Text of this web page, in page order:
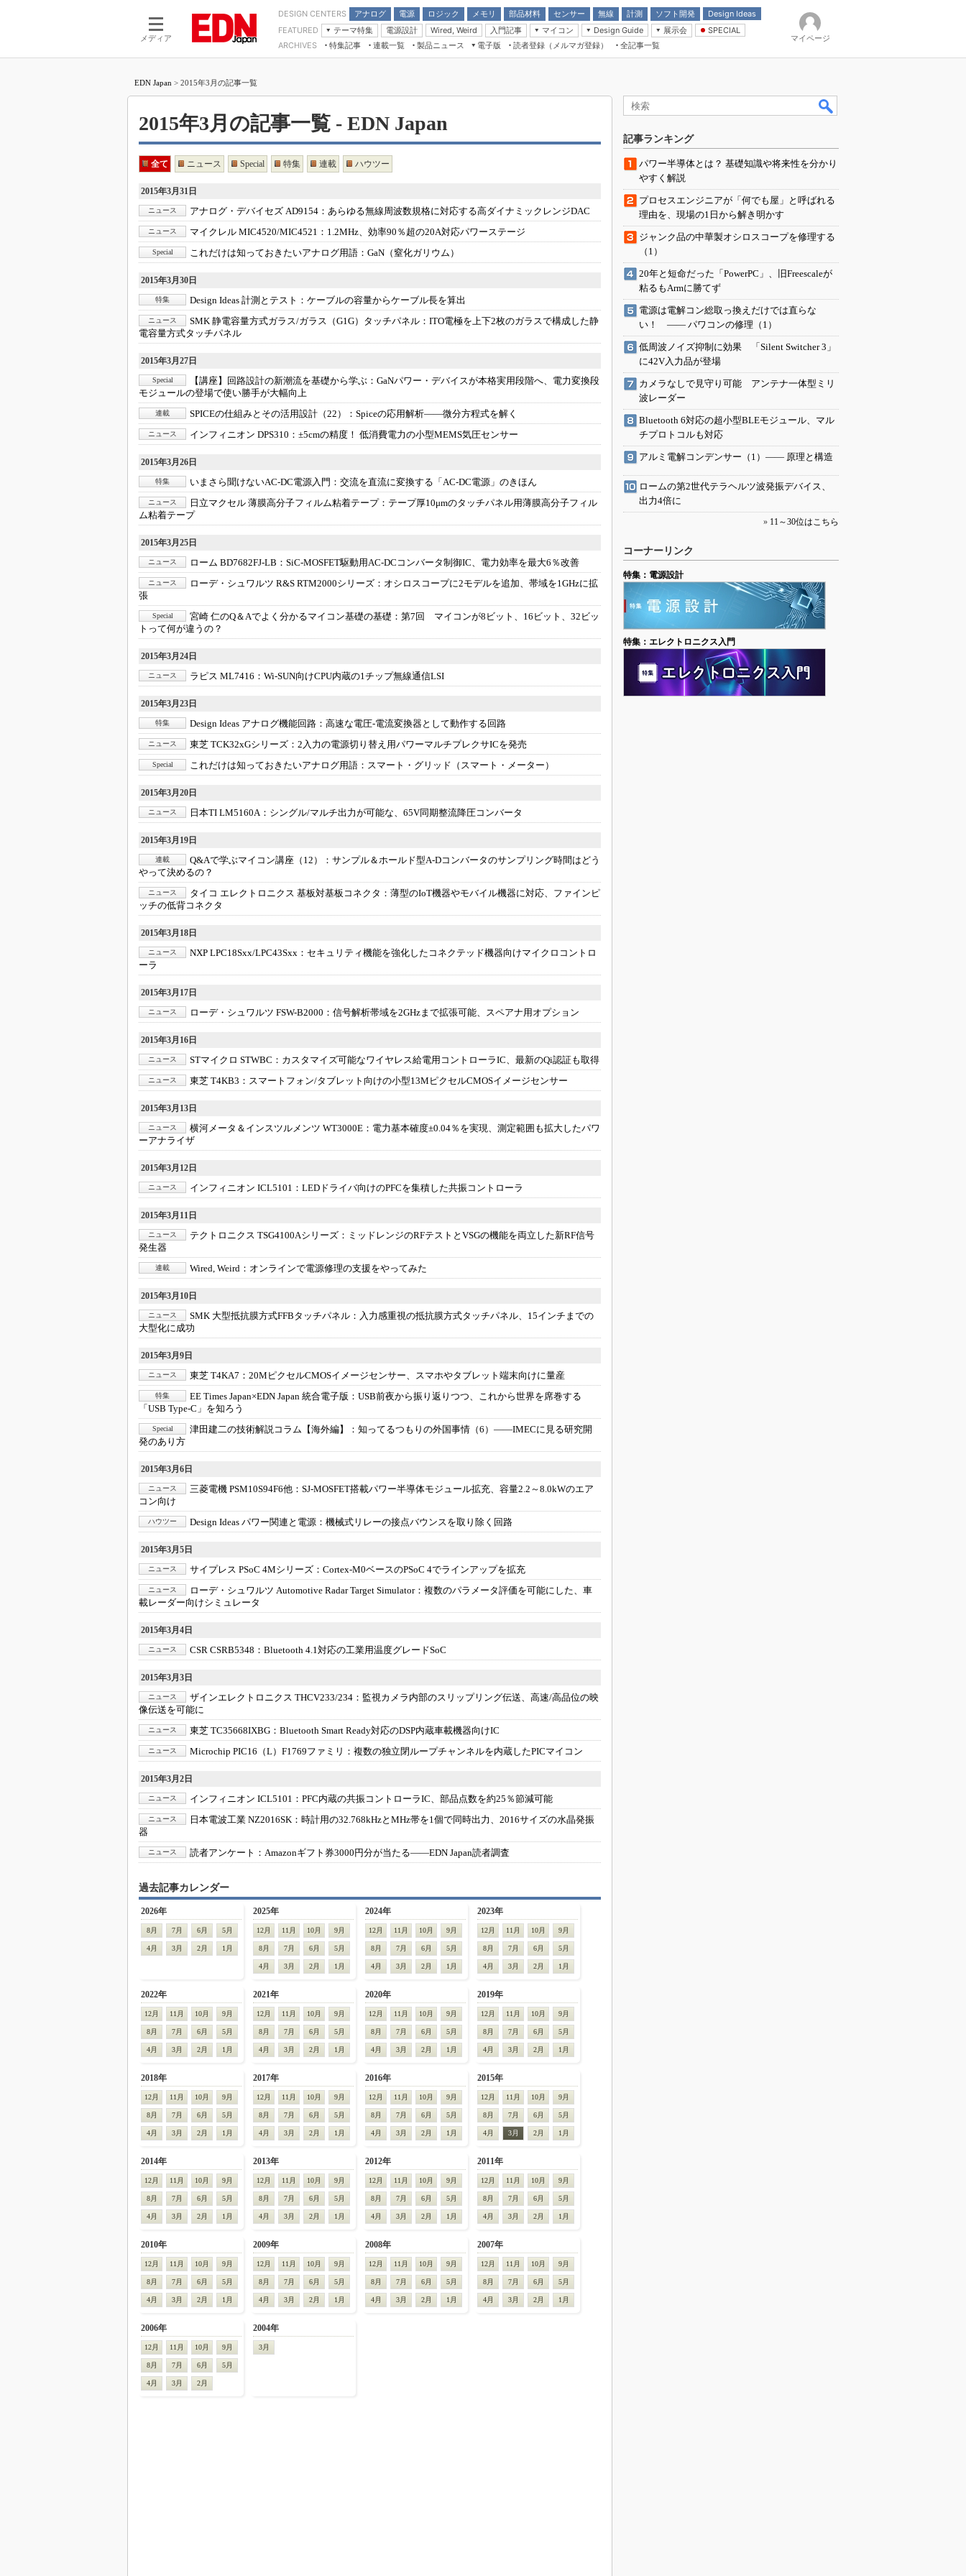
メディア
DESIGN CENTERS アナログ
電源
モーター
ロジック
LSI
メモリ
部品材料
受動部品
センサー 無線 計測 ソフト開発
Design Ideas
アナログ機能回路
計測とテスト
Wired, Weird
FEATURED
テーマ特集
つながるクルマ
5G（EE Times Japan）
製品解剖（EE Times Japan）
電源設計 Wired, Weird
入門記事
モーター入門
マイコン
マイコン講座
Design Guide
計測機器
展示会
CEATEC
組込み/エッジコンピューティング展
SPECIAL
Microchip情報
ARCHIVES 特集記事
連載一覧
マイクロプロセッサ懐古録
用講座
たった2つの式で始めるDC/DCコン
DC-DCコンバーター活用講座
マイコン講座
Q&Aで学ぶマイコン講座
高速シリアル伝送技術講座
アナログ設計のきほん／ADCとノイ
ズ編
めざせ高効率！ モーター駆動入門講
「SPICEの仕組みとその活用設計」
最新記事一覧
計測器メーカーから見た5G
IoT時代の無線規格を知る【Thread
編】
編】
製品ニュース
電子版
電子ブックレット
読者登録（メルマガ登録） 全記事一覧
マイページ
EDN Japan > 2015年3月の記事一覧
2015年3月の記事一覧 - EDN Japan
全て ニュース Special 特集 連載 ハウツー
2015年3月31日
ニュース アナログ・デバイセズ AD9154： あらゆる無線周波数規格に対応する高ダイナミックレンジDAC
ニュース マイクレル MIC4520/MIC4521： 1.2MHz、効率90％超の20A対応パワーステージ
Special これだけは知っておきたいアナログ用語： GaN（窒化ガリウム）
2015年3月30日
特集 Design Ideas 計測とテスト： ケーブルの容量からケーブル長を算出
ニュース SMK 静電容量方式ガラス/ガラス（G1G）タッチパネル： ITO電極を上下2枚のガラスで構成した静
電容量方式タッチパネル
2015年3月27日
Special 【講座】回路設計の新潮流を基礎から学ぶ： GaNパワー・デバイスが本格実用段階へ、電力変換段
モジュールの登場で使い勝手が大幅向上
連載 SPICEの仕組みとその活用設計（22）： Spiceの応用解析――微分方程式を解く
ニュース インフィニオン DPS310： ±5cmの精度！ 低消費電力の小型MEMS気圧センサー
2015年3月26日
特集 いまさら聞けないAC-DC電源入門： 交流を直流に変換する「AC-DC電源」のきほん
ニュース 日立マクセル 薄膜高分子フィルム粘着テープ： テープ厚10μmのタッチパネル用薄膜高分子フィル
ム粘着テープ
2015年3月25日
ニュース ローム BD7682FJ-LB： SiC-MOSFET駆動用AC-DCコンバータ制御IC、電力効率を最大6％改善
ニュース ローデ・シュワルツ R&S RTM2000シリーズ： オシロスコープに2モデルを追加、帯域を1GHzに拡
張
Special 宮崎 仁のQ＆Aでよく分かるマイコン基礎の基礎： 第7回 マイコンが8ビット、16ビット、32ビッ
トって何が違うの？
2015年3月24日
ニュース ラピス ML7416： Wi-SUN向けCPU内蔵の1チップ無線通信LSI
2015年3月23日
特集 Design Ideas アナログ機能回路： 高速な電圧-電流変換器として動作する回路
ニュース 東芝 TCK32xGシリーズ： 2入力の電源切り替え用パワーマルチプレクサICを発売
Special これだけは知っておきたいアナログ用語： スマート・グリッド（スマート・メーター）
2015年3月20日
ニュース 日本TI LM5160A： シングル/マルチ出力が可能な、65V同期整流降圧コンバータ
2015年3月19日
連載 Q&Aで学ぶマイコン講座（12）： サンプル＆ホールド型A-Dコンバータのサンプリング時間はどう
やって決めるの？
ニュース タイコ エレクトロニクス 基板対基板コネクタ： 薄型のIoT機器やモバイル機器に対応、ファインピ
ッチの低背コネクタ
2015年3月18日
ニュース NXP LPC18Sxx/LPC43Sxx： セキュリティ機能を強化したコネクテッド機器向けマイクロコントロ
ーラ
2015年3月17日
ニュース ローデ・シュワルツ FSW-B2000： 信号解析帯域を2GHzまで拡張可能、スペアナ用オプション
2015年3月16日
ニュース STマイクロ STWBC： カスタマイズ可能なワイヤレス給電用コントローラIC、最新のQi認証も取得
ニュース 東芝 T4KB3： スマートフォン/タブレット向けの小型13MピクセルCMOSイメージセンサー
2015年3月13日
ニュース 横河メータ＆インスツルメンツ WT3000E： 電力基本確度±0.04％を実現、測定範囲も拡大したパワ
ーアナライザ
2015年3月12日
ニュース インフィニオン ICL5101： LEDドライバ向けのPFCを集積した共振コントローラ
2015年3月11日
ニュース テクトロニクス TSG4100Aシリーズ： ミッドレンジのRFテストとVSGの機能を両立した新RF信号
発生器
連載 Wired, Weird： オンラインで電源修理の支援をやってみた
2015年3月10日
ニュース SMK 大型抵抗膜方式FFBタッチパネル： 入力感重視の抵抗膜方式タッチパネル、15インチまでの
大型化に成功
2015年3月9日
ニュース 東芝 T4KA7： 20MピクセルCMOSイメージセンサー、スマホやタブレット端末向けに量産
特集 EE Times Japan×EDN Japan 統合電子版： USB前夜から振り返りつつ、これから世界を席巻する
「USB Type-C」を知ろう
Special 津田建二の技術解説コラム【海外編】： 知ってるつもりの外国事情（6）――IMECに見る研究開
発のあり方
2015年3月6日
ニュース 三菱電機 PSM10S94F6他： SJ-MOSFET搭載パワー半導体モジュール拡充、容量2.2～8.0kWのエア
コン向け
ハウツー Design Ideas パワー関連と電源： 機械式リレーの接点バウンスを取り除く回路
2015年3月5日
ニュース サイプレス PSoC 4Mシリーズ： Cortex-M0ベースのPSoC 4でラインアップを拡充
ニュース ローデ・シュワルツ Automotive Radar Target Simulator： 複数のパラメータ評価を可能にした、車
載レーダー向けシミュレータ
2015年3月4日
ニュース CSR CSRB5348： Bluetooth 4.1対応の工業用温度グレードSoC
2015年3月3日
ニュース ザインエレクトロニクス THCV233/234： 監視カメラ内部のスリップリング伝送、高速/高品位の映
像伝送を可能に
ニュース 東芝 TC35668IXBG： Bluetooth Smart Ready対応のDSP内蔵車載機器向けIC
ニュース Microchip PIC16（L）F1769ファミリ： 複数の独立閉ループチャンネルを内蔵したPICマイコン
2015年3月2日
ニュース インフィニオン ICL5101： PFC内蔵の共振コントローラIC、部品点数を約25％節減可能
ニュース 日本電波工業 NZ2016SK： 時計用の32.768kHzとMHz帯を1個で同時出力、2016サイズの水晶発振
器
ニュース 読者アンケート： Amazonギフト券3000円分が当たる――EDN Japan読者調査
過去記事カレンダー
2026年
8月 7月 6月 5月
4月 3月 2月 1月
2025年
12月 11月 10月 9月
8月 7月 6月 5月
4月 3月 2月 1月
2024年
12月 11月 10月 9月
8月 7月 6月 5月
4月 3月 2月 1月
2023年
12月 11月 10月 9月
8月 7月 6月 5月
4月 3月 2月 1月
2022年
12月 11月 10月 9月
8月 7月 6月 5月
4月 3月 2月 1月
2021年
12月 11月 10月 9月
8月 7月 6月 5月
4月 3月 2月 1月
2020年
12月 11月 10月 9月
8月 7月 6月 5月
4月 3月 2月 1月
2019年
12月 11月 10月 9月
8月 7月 6月 5月
4月 3月 2月 1月
2018年
12月 11月 10月 9月
8月 7月 6月 5月
4月 3月 2月 1月
2017年
12月 11月 10月 9月
8月 7月 6月 5月
4月 3月 2月 1月
2016年
12月 11月 10月 9月
8月 7月 6月 5月
4月 3月 2月 1月
2015年
12月 11月 10月 9月
8月 7月 6月 5月
4月 3月 2月 1月
2014年
12月 11月 10月 9月
8月 7月 6月 5月
4月 3月 2月 1月
2013年
12月 11月 10月 9月
8月 7月 6月 5月
4月 3月 2月 1月
2012年
12月 11月 10月 9月
8月 7月 6月 5月
4月 3月 2月 1月
2011年
12月 11月 10月 9月
8月 7月 6月 5月
4月 3月 2月 1月
2010年
12月 11月 10月 9月
8月 7月 6月 5月
4月 3月 2月 1月
2009年
12月 11月 10月 9月
8月 7月 6月 5月
4月 3月 2月 1月
2008年
12月 11月 10月 9月
8月 7月 6月 5月
4月 3月 2月 1月
2007年
12月 11月 10月 9月
8月 7月 6月 5月
4月 3月 2月 1月
2006年
12月 11月 10月 9月
8月 7月 6月 5月
4月 3月 2月
2004年
3月
記事ランキング
パワー半導体とは？ 基礎知識や将来性を分かり
やすく解説
プロセスエンジニアが「何でも屋」と呼ばれる
理由を、現場の1日から解き明かす
ジャンク品の中華製オシロスコープを修理する
（1）
20年と短命だった「PowerPC」、旧Freescaleが
粘るもArmに勝てず
電源は電解コン総取っ換えだけでは直らな
い！ ―― パワコンの修理（1）
低周波ノイズ抑制に効果 「Silent Switcher 3」
に42V入力品が登場
カメラなしで見守り可能 アンテナ一体型ミリ
波レーダー
Bluetooth 6対応の超小型BLEモジュール、マル
チプロトコルも対応
アルミ電解コンデンサー（1）―― 原理と構造
ロームの第2世代テラヘルツ波発振デバイス、
出力4倍に
» 11～30位はこちら
コーナーリンク
特集：電源設計
特集：エレクトロニクス入門